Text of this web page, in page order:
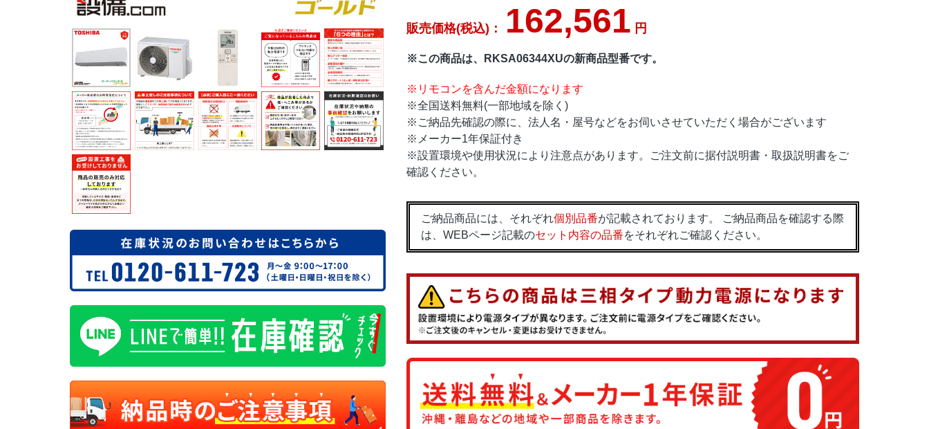
販売価格(税込)： 162,561 円
※この商品は、RKSA06344XUの新商品型番です。
※リモコンを含んだ金額になります
※全国送料無料(一部地域を除く)
※ご納品先確認の際に、法人名・屋号などをお伺いさせていただく場合がございます
※メーカー1年保証付き
※設置環境や使用状況により注意点があります。ご注文前に据付説明書・取扱説明書をご
確認ください。
ご納品商品には、それぞれ個別品番が記載されております。 ご納品商品を確認する際
は、WEBページ記載のセット内容の品番をそれぞれご確認ください。